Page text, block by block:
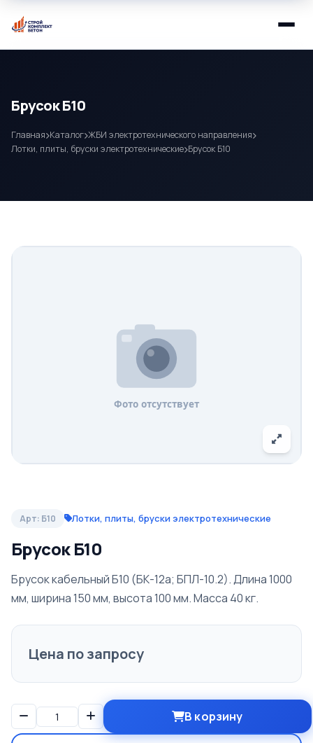
Брусок Б10
Главная Каталог ЖБИ электротехнического направления
Лотки, плиты, бруски электротехнические Брусок Б10
Арт: Б10 Лотки, плиты, бруски электротехнические
Брусок Б10
Брусок кабельный Б10 (БК-12а; БПЛ-10.2). Длина 1000
мм, ширина 150 мм, высота 100 мм. Масса 40 кг.
Цена по запросу
В корзину